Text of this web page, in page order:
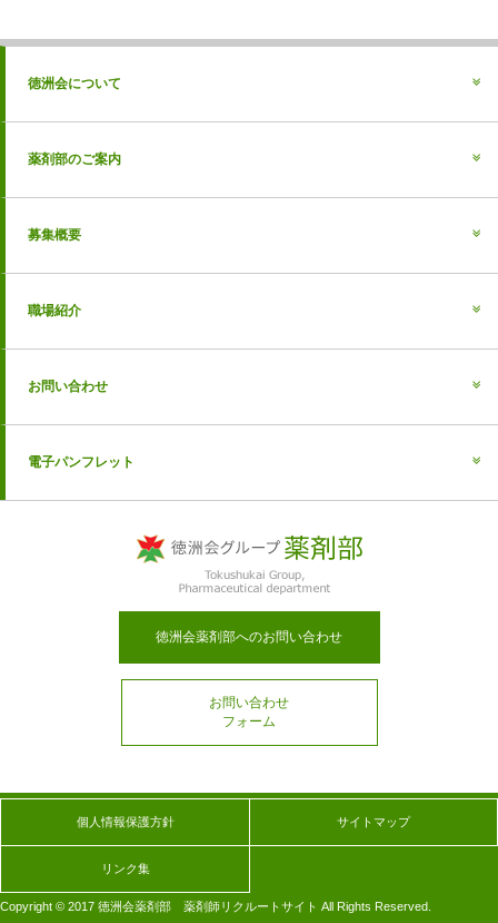
徳洲会について
薬剤部のご案内
募集概要
職場紹介
お問い合わせ
電子パンフレット
徳洲会薬剤部へのお問い合わせ
お問い合わせ
フォーム
個人情報保護方針 サイトマップ
リンク集
Copyright © 2017 徳洲会薬剤部 薬剤師リクルートサイト All Rights Reserved.